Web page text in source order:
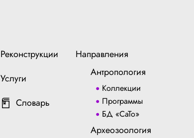
Реконструкции
Услуги
Словарь
Направления
Антропология
Коллекции
Программы
БД «СаТо»
Археозоология